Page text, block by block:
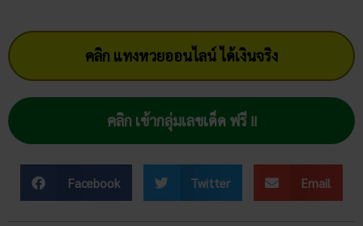
คลิก เข้ากลุ่มเลขเด็ด ฟรี !!
Facebook Twitter Email
ทับทิมทอง